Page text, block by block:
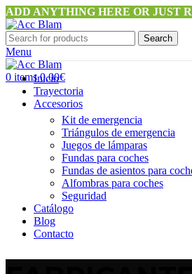
ADD ANYTHING HERE OR JUST
Search
Menu
0 items 0,00€
Inicio
Trayectoria
Accesorios
Kit de emergencia
Triángulos de emergencia
Juegos de lámparas
Fundas para coches
Fundas de asientos para
Alfombras para coches
Seguridad
Catálogo
Blog
Contacto